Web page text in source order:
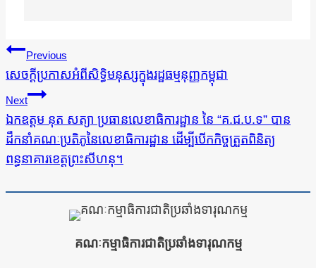
ការ​
នាំទិស​
ប្រកាស
Previous
សេចក្ដីប្រកាសអំពីសិទ្ធិមនុស្សក្នុងរដ្ឋធម្មនុញ្ញកម្ពុជា
Next
ឯកឧត្តម នុត សត្យា ប្រធានលេខាធិការដ្ឋាន នៃ “គ.ជ.ប.ទ” បាន
ដឹកនាំគណៈប្រតិភូនៃលេខាធិការដ្ឋាន ដើម្បីបើកកិច្ចត្រួតពិនិត្យ
ពន្ធនាគារខេត្តព្រះសីហនុ។
គណៈកម្មាធិការជាតិប្រឆាំងទារុណកម្ម